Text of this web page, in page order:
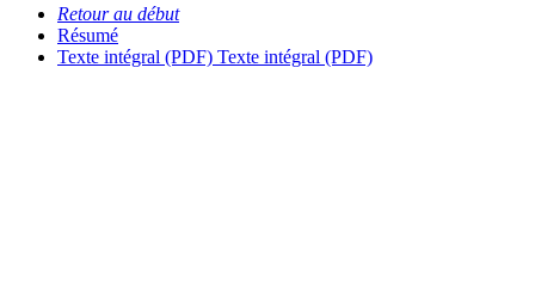
Retour au début
Résumé
Texte intégral (PDF) Texte intégral (PDF)